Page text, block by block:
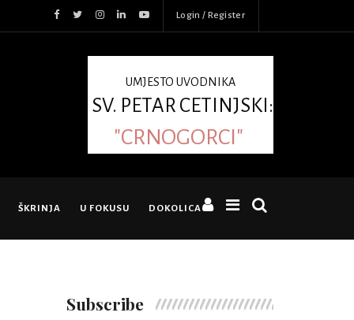
Login / Register
UMJESTO UVODNIKA
SV. PETAR CETINJSKI:
"CRNOGORCI"
ŠKRINJA U FOKUSU DOKOLICA
Subscribe